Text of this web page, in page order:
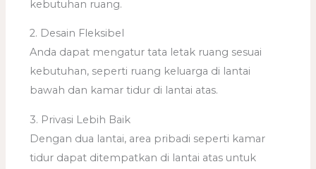
kebutuhan ruang.
2. Desain Fleksibel
Anda dapat mengatur tata letak ruang sesuai
kebutuhan, seperti ruang keluarga di lantai
bawah dan kamar tidur di lantai atas.
3. Privasi Lebih Baik
Dengan dua lantai, area pribadi seperti kamar
tidur dapat ditempatkan di lantai atas untuk